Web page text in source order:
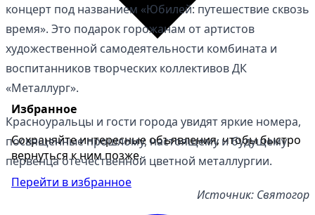
Избранное
Сохраняйте интересные объявления, чтобы быстро
вернуться к ним позже.
Перейти в избранное
концерт под названием «Юбилей: путешествие сквозь
время». Это подарок горожанам от артистов
художественной самодеятельности комбината и
воспитанников творческих коллективов ДК
«Металлург».
Красноуральцы и гости города увидят яркие номера,
посвященные прошлому, настоящему и будущему
первенца отечественной цветной металлургии.
Источник: Святогор